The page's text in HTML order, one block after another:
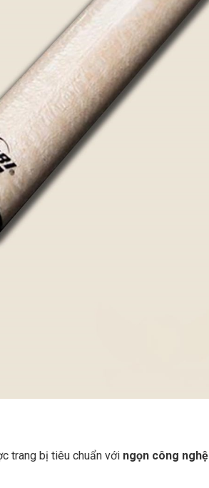
trang bị tiêu chuẩn với ngọn công